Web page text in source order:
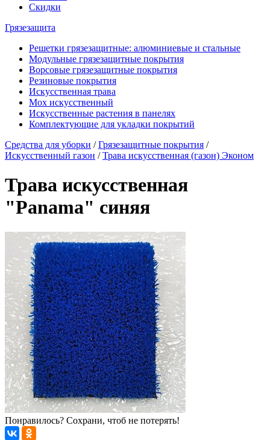
Скидки
Грязезащита
Решетки грязезащитные: алюминиевые и стальные
Модульные грязезащитные покрытия
Ворсовые грязезащитные покрытия
Резиновые покрытия
Искусственная трава
Мох искусственный
Искусственные растения в панелях
Комплектующие для укладки покрытий
Средства для уборки /Грязезащитные покрытия /
Искусственный газон /Трава искусственная (газон) Эконом
Трава искусственная
"Panama" синяя
Понравилось? Сохрани, чтоб не потерять!